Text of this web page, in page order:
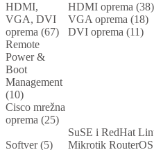
HDMI,
VGA, DVI
oprema (67)
HDMI oprema (38)
VGA oprema (18)
DVI oprema (11)
Remote
Power &
Boot
Management
(10)
Cisco mrežna
oprema (25)
Softver (5)
SuSE i RedHat
Mikrotik RouterOS